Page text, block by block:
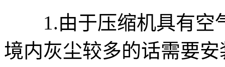
1.由于压缩机具有空
境内灰尘较多的话需要